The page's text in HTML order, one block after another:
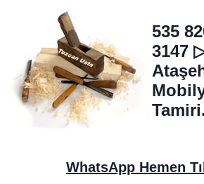
535
3147
Tamiri.
WhatsApp Hemen